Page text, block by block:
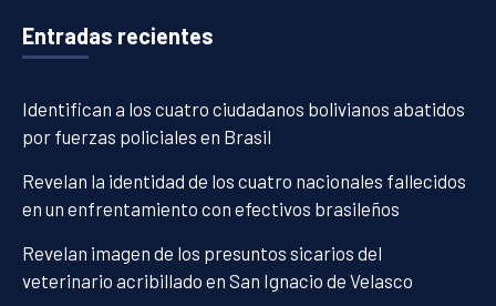
Entradas recientes
Identifican a los cuatro ciudadanos bolivianos abatidos
por fuerzas policiales en Brasil
Revelan la identidad de los cuatro nacionales fallecidos
en un enfrentamiento con efectivos brasileños
Revelan imagen de los presuntos sicarios del
veterinario acribillado en San Ignacio de Velasco